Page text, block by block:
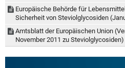
Europäische Behörde für
Sicherheit von Steviolglycosiden
Amtsblatt der Europäischen Union
November 2011 zu Steviolglycosiden)